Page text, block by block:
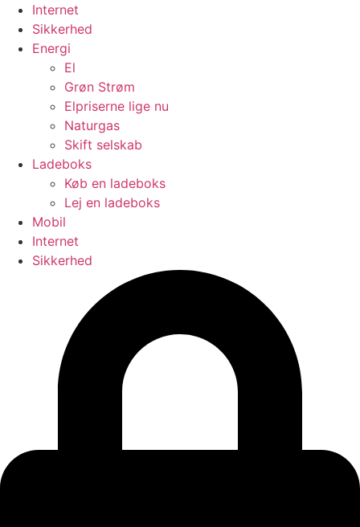
Internet
Sikkerhed
Energi
El
Grøn Strøm
Elpriserne lige nu
Naturgas
Skift selskab
Ladeboks
Køb en ladeboks
Lej en ladeboks
Mobil
Internet
Sikkerhed